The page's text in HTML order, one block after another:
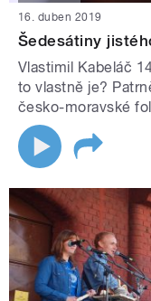
16. duben 2019
Šedesátiny
Vlastimil Kabeláč
to vlastně je?
česko-moravské